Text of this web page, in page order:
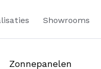
Showrooms
Zonnepanelen